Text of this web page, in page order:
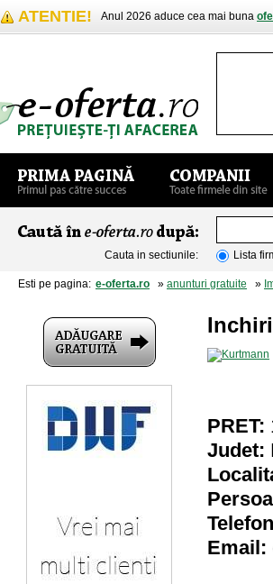
ATENTIE! Anul 2026 aduce cea mai buna
Cauta in sectiunile: Lista
Esti pe pagina: e-oferta.ro » anunturi gratuite »
PRET:
Judet:
Email: